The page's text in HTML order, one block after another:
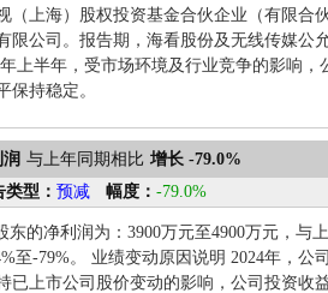
（上海）股权投资基金合伙企业（有限合
限公司。报告期，海看股份及无线传媒公
上半年，受市场环境及行业竞争的影响
保持稳定。
与上年同期相比 增长 -79.0%
型： 预减 幅度： -79.0%
东的净利润为：3900万元至4900万元，与
至-79%。 业绩变动原因说明 2024年，
已上市公司股价变动的影响，公司投资收